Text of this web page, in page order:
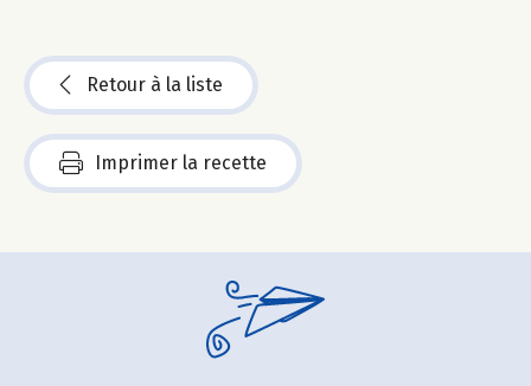
Retour à la liste
Imprimer la recette